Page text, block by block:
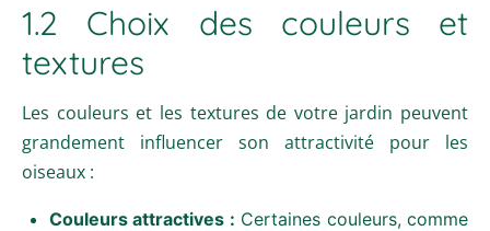
1.2 Choix des couleurs et
textures
Les couleurs et les textures de votre jardin peuvent
grandement influencer son attractivité pour les
oiseaux :
Couleurs attractives : Certaines couleurs, comme